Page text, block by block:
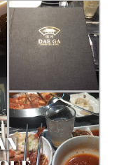
Nama restoran
mied dan kawan-
korea nie jadi kami
Mula-mula kami teliti
HALAL ?.
restoran....jadi kami
minuman . Inilah